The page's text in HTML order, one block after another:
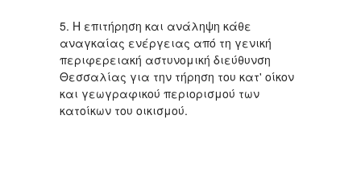
5. Η επιτήρηση και ανάληψη κάθε
αναγκαίας ενέργειας από τη γενική
περιφερειακή αστυνομική διεύθυνση
Θεσσαλίας για την τήρηση του κατ' οίκον
και γεωγραφικού περιορισμού των
κατοίκων του οικισμού.